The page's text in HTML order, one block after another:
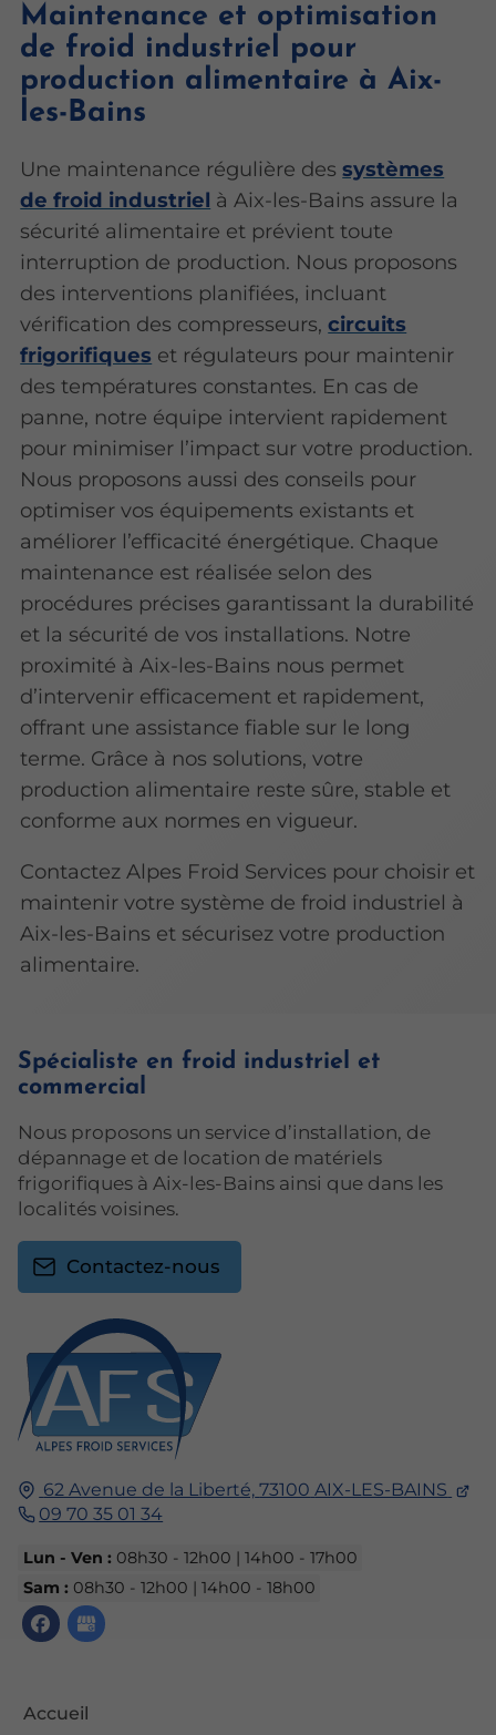
Maintenance et optimisation
de froid industriel pour
production alimentaire à Aix-
les-Bains
Une maintenance régulière dessystèmes
de froid industriel à Aix-les-Bains assure la
sécurité alimentaire et prévient toute
interruption de production. Nous proposons
des interventions planifiées, incluant
vérification des compresseurs,circuits
frigorifiques et régulateurs pour maintenir
des températures constantes. En cas de
panne, notre équipe intervient rapidement
pour minimiser l’impact sur votre production.
Nous proposons aussi des conseils pour
optimiser vos équipements existants et
améliorer l’efficacité énergétique. Chaque
maintenance est réalisée selon des
procédures précises garantissant la durabilité
et la sécurité de vos installations. Notre
proximité à Aix-les-Bains nous permet
d’intervenir efficacement et rapidement,
offrant une assistance fiable sur le long
terme. Grâce à nos solutions, votre
production alimentaire reste sûre, stable et
conforme aux normes en vigueur.
Contactez Alpes Froid Services pour choisir et
maintenir votre système de froid industriel à
Aix-les-Bains et sécurisez votre production
alimentaire.
62 Avenue de la Liberté, 73100 AIX-LES-BAINS
09 70 35 01 34
Lun - Ven : 08h30 - 12h00 | 14h00 - 17h00
Sam : 08h30 - 12h00 | 14h00 - 18h00
Accueil
Spécialiste en froid industriel et
commercial
Nous proposons un service d’installation, de
dépannage et de location de matériels
frigorifiques à Aix-les-Bains ainsi que dans les
localités voisines.
Contactez-nous